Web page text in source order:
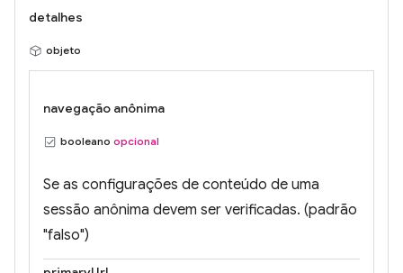
detalhes
objeto
navegação anônima
booleano opcional
Se as configurações de conteúdo de uma
sessão anônima devem ser verificadas. (padrão
"falso")